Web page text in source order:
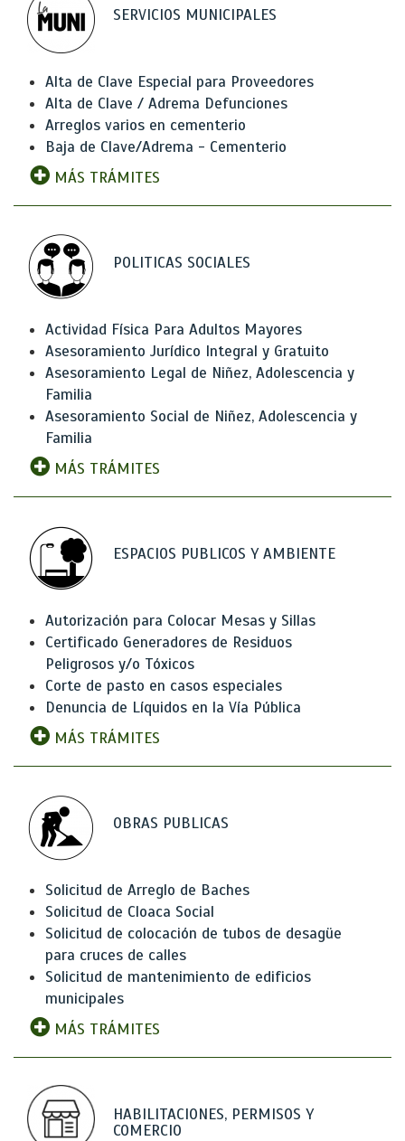
SERVICIOS MUNICIPALES
Alta de Clave Especial para Proveedores
Alta de Clave / Adrema Defunciones
Arreglos varios en cementerio
Baja de Clave/Adrema - Cementerio
MÁS TRÁMITES
POLITICAS SOCIALES
Actividad Física Para Adultos Mayores
Asesoramiento Jurídico Integral y Gratuito
Asesoramiento Legal de Niñez, Adolescencia y
Familia
Asesoramiento Social de Niñez, Adolescencia y
Familia
MÁS TRÁMITES
ESPACIOS PUBLICOS Y AMBIENTE
Autorización para Colocar Mesas y Sillas
Certificado Generadores de Residuos
Peligrosos y/o Tóxicos
Corte de pasto en casos especiales
Denuncia de Líquidos en la Vía Pública
MÁS TRÁMITES
OBRAS PUBLICAS
Solicitud de Arreglo de Baches
Solicitud de Cloaca Social
Solicitud de colocación de tubos de desagüe
para cruces de calles
Solicitud de mantenimiento de edificios
municipales
MÁS TRÁMITES
HABILITACIONES, PERMISOS Y
COMERCIO